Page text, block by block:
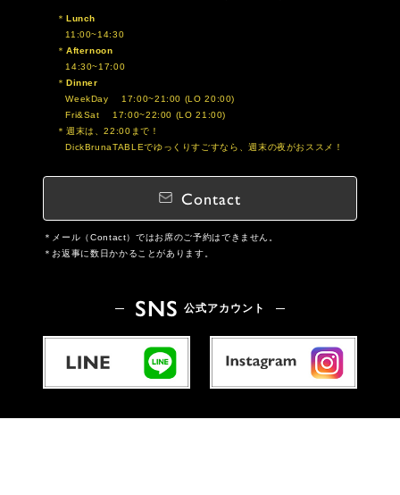
Lunch
11:00~14:30
Afternoon
14:30~17:00
Dinner
WeekDay 17:00~21:00 (LO 20:00)
Fri&Sat 17:00~22:00 (LO 21:00)
週末は、22:00まで！
DickBrunaTABLEでゆっくりすごすなら、週末の夜がおススメ！
Contact
メール（Contact）ではお席のご予約はできません。
お返事に数日かかることがあります。
SNS 公式アカウント